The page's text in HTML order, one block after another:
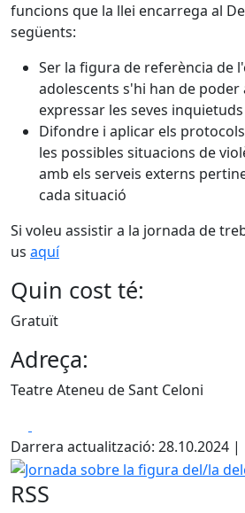
funcions que la llei encarrega al
següents:
Ser la figura de referència de
adolescents s'hi han de
expressar les seves inquietuds
Difondre i aplicar els
les possibles situacions de
amb els serveis externs
cada situació
Si voleu assistir a la jornada de
us aquí
Quin cost té:
Gratuït
Adreça:
Teatre Ateneu de Sant Celoni
Darrera actualització: 28.10.2024 |
Jornada sobre la figura del/la
RSS